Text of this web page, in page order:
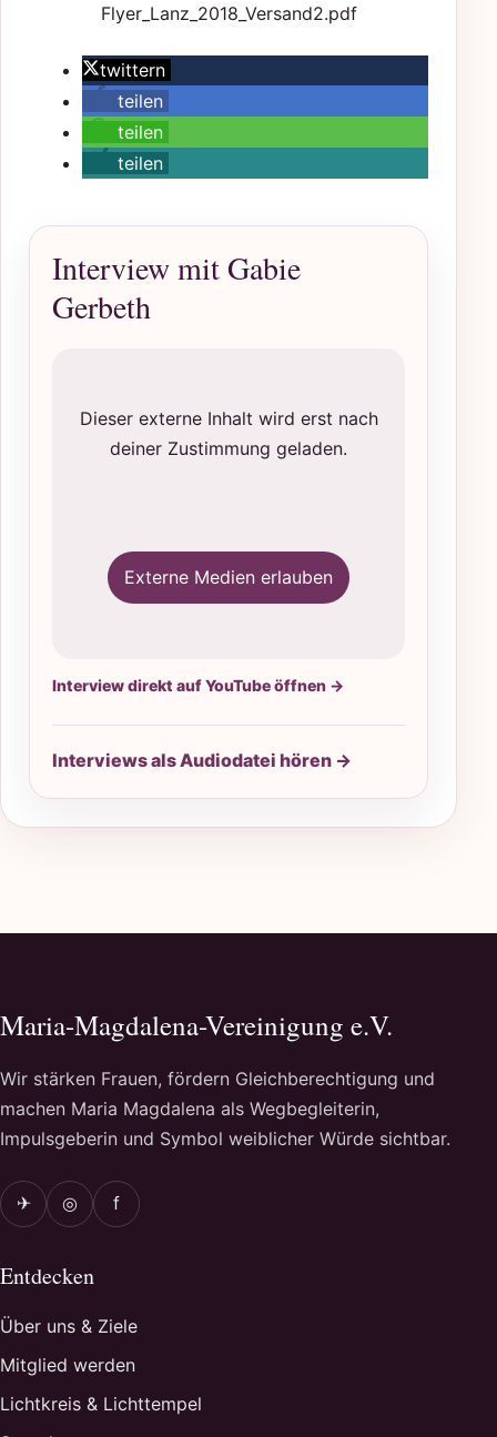
Flyer_Lanz_2018_Versand2.pdf
twittern
teilen
teilen
teilen
Interview mit Gabie
Gerbeth
Dieser externe Inhalt wird erst nach
deiner Zustimmung geladen.
Externe Medien erlauben
Interview direkt auf YouTube öffnen →
Interviews als Audiodatei hören →
Maria-Magdalena-Vereinigung e.V.
Wir stärken Frauen, fördern Gleichberechtigung und
machen Maria Magdalena als Wegbegleiterin,
Impulsgeberin und Symbol weiblicher Würde sichtbar.
✈ ◎ f
Entdecken
Über uns & Ziele
Mitglied werden
Lichtkreis & Lichttempel